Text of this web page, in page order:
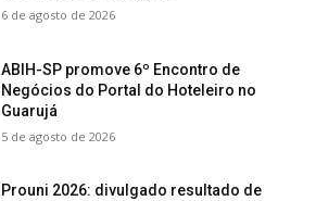
6 de agosto de 2026
ABIH-SP promove 6º Encontro de
Negócios do Portal do Hoteleiro no
Guarujá
5 de agosto de 2026
Prouni 2026: divulgado resultado de